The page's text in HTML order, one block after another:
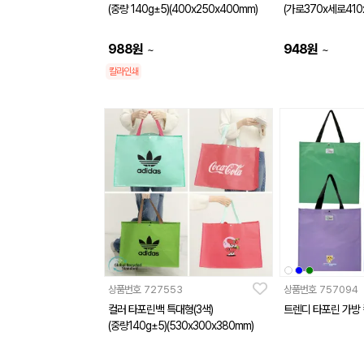
(중량 140g±5)(400x250x400mm)
988원 ~
칼라인쇄
(가로370x세로
948원 ~
상품번호 727553
컬러 타포린백 특대형(3색)
(중량140g±5)(530x300x380mm)
상품번호 757094
트렌디 타포린 가방